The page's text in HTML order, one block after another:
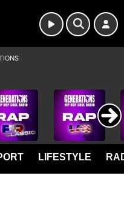
LIFESTYLE